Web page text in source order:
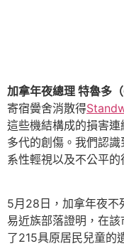
加拿年夜總理 特魯多
寄宿黌舍消散得
這些機結構成的損害
多代的創傷。我們認
系性輕視以及不公平的
5月28日，加拿年夜不
易近族部落證明，在
了215具原居民兒童的